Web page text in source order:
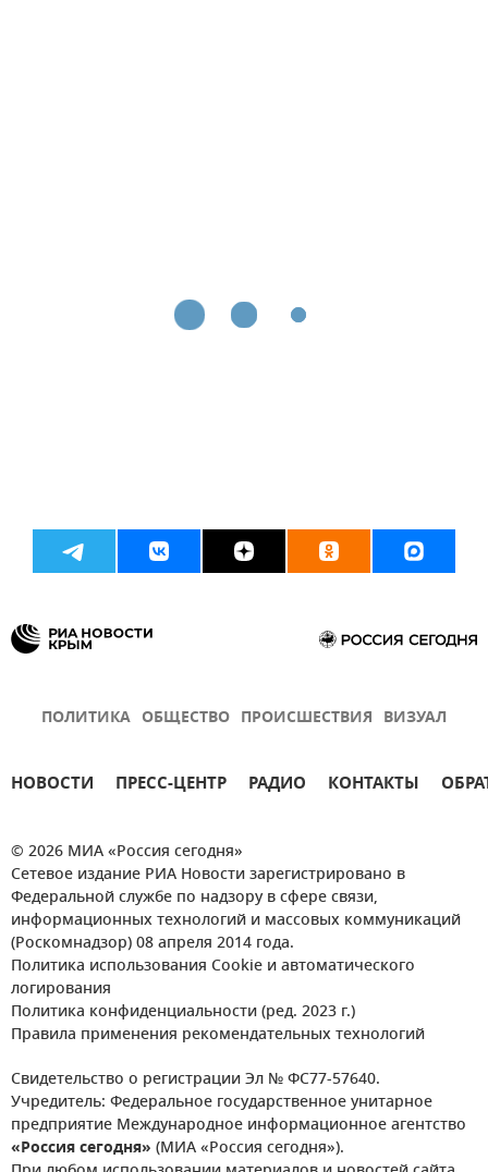
ПОЛИТИКА ОБЩЕСТВО ПРОИСШЕСТВИЯ ВИЗУАЛ
НОВОСТИ ПРЕСС-ЦЕНТР РАДИО КОНТАКТЫ
© 2026 МИА «Россия сегодня»
Сетевое издание РИА Новости зарегистрировано в
Федеральной службе по надзору в сфере связи,
информационных технологий и массовых коммуникаций
(Роскомнадзор) 08 апреля 2014 года.
Политика использования Cookie и автоматического
логирования
Политика конфиденциальности (ред. 2023 г.)
Правила применения рекомендательных технологий
Свидетельство о регистрации Эл № ФС77-57640.
Учредитель: Федеральное государственное унитарное
предприятие Международное информационное агентство
«Россия сегодня» (МИА «Россия сегодня»).